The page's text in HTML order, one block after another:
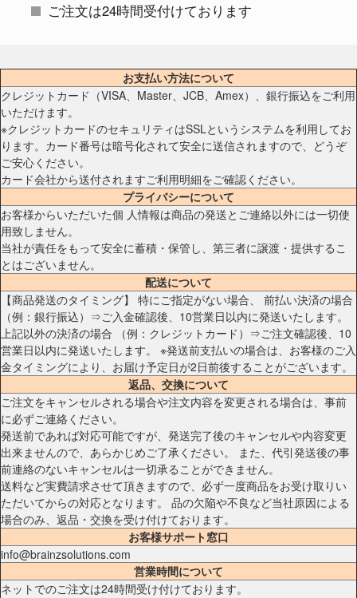
ご注文は24時間受付けております
お支払い方法について
クレジットカード（VISA、Master、JCB、Amex）、銀行振込をご利用
いただけます。
※クレジットカードのセキュリティはSSLというシステムを利用してお
ります。カード番号は暗号化されて安全に送信されますので、どうぞ
ご安心ください。
カード会社から送付されますご利用明細をご確認ください。
プライバシーについて
お客様からいただいた個 人情報は商品の発送とご連絡以外には一切使
用致しません。
当社が責任をもって安全に蓄積・保管し、第三者に譲渡・提供するこ
とはございません。
配送について
【商品発送のタイミング】 特にご指定がない場合、 前払い決済の場合
（例：銀行振込）⇒ご入金確認後、10営業日以内に発送いたします。
上記以外の決済の場合 （例：クレジットカード）⇒ご注文確認後、10
営業日以内に発送いたします。 ※発送前支払いの場合は、お客様のご入
金タイミングにより、お届け予定日が2日前後することがございます。
返品、交換について
ご注文をキャンセルされる場合や注文内容を変更される場合は、事前
に必ずご連絡ください。
発送前であれば対応可能ですが、発送完了後のキャンセルや内容変更
出来ませんので、あらかじめご了承ください。 また、代引発送後の事
前連絡のないキャンセルは一切承ることができません。
送料など実費請求させて頂きますので、必ず一度商品をお受け取りい
ただいてからの対応となります。 品の欠陥や不良など当社原因による
場合のみ、返品・交換を受け付けております。
お客様サポート窓口
info@brainzsolutions.com
営業時間について
ネットでのご注文は24時間受け付けております。